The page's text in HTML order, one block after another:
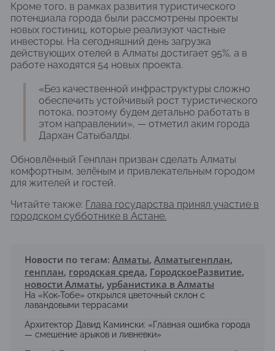
Кроме того, в рамках развития туристического
потенциала города были рассмотрены проекты
новых гостиниц, которые реализуют частные
инвесторы. На сегодняшний день загрузка
действующих отелей в Алматы достигает 95%, а в
работе находятся 54 новых проекта.
«Без качественной инфраструктуры сложно
обеспечить устойчивый рост туристического
потока, поэтому будем детально работать в
этом направлении», — отметил аким города
Дархан Сатыбалды.
Обновлённый Генплан призван сделать Алматы
комфортным, зелёным и привлекательным городом
для жителей и гостей.
Читайте также: Глава государства принял участие в
городском субботнике в Астане.
Новости по тегам: Алматы, Алматыгенплан,
генплан, городская среда, ГородскоеРазвитие,
новости Алматы, урбанистика в Алматы
На «Кок-Тобе» открылся цветочный склон с
лавандовыми террасами
Архитектор Давид Камински: «Главная ошибка города
— смешение арыков и ливневки»